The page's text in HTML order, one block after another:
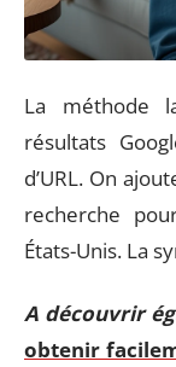
La méthode
résultats
d’URL. On
recherche
États-Unis. La
A découvrir
obtenir